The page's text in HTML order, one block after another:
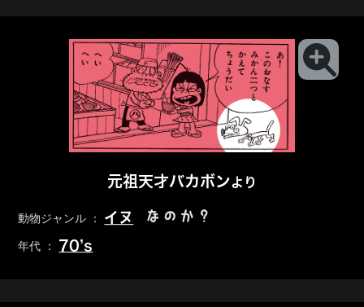
元祖天才バカボンより
動物ジャンル ： イヌ なのか？
年代 ： 70’s